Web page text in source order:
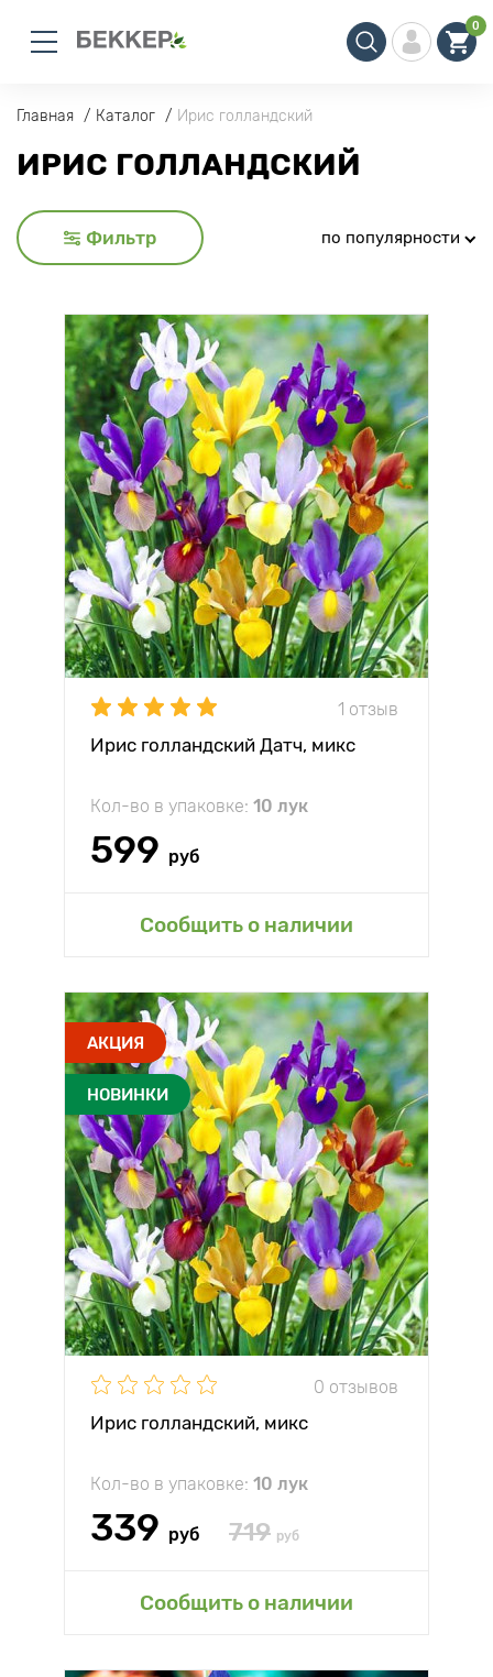
0
Главная Каталог Ирис голландский
ИРИС ГОЛЛАНДСКИЙ
Фильтр по популярности
1 отзыв
Ирис голландский Датч, микс
Кол-во в упаковке: 10 лук
599 руб
Сообщить о наличии
АКЦИЯ
НОВИНКИ
0 отзывов
Ирис голландский, микс
Кол-во в упаковке: 10 лук
339 руб 719 руб
Сообщить о наличии